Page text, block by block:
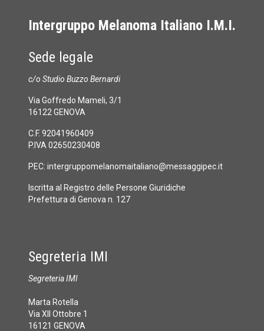
Intergruppo Melanoma Italiano I.M.I.
Sede legale
c/o Studio Buzzo Bernardi
Via Goffredo Mameli, 3/1
16122 GENOVA
C.F. 92041960409
P.IVA 02650230408
PEC: intergruppomelanomaitaliano@messaggipec.it
Iscritta al Registro delle Persone Giuridiche
Prefettura di Genova n. 127
Segreteria IMI
Segreteria IMI
Marta Rotella
Via XII Ottobre 1
16121 GENOVA